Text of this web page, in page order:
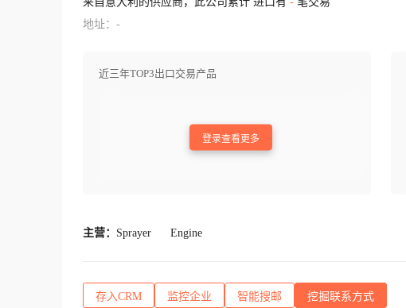
地址：-
近三年TOP3出口交易产品
登录查看更多
主营： Sprayer Engine
存入CRM 监控企业 智能搜邮 挖掘联系方式